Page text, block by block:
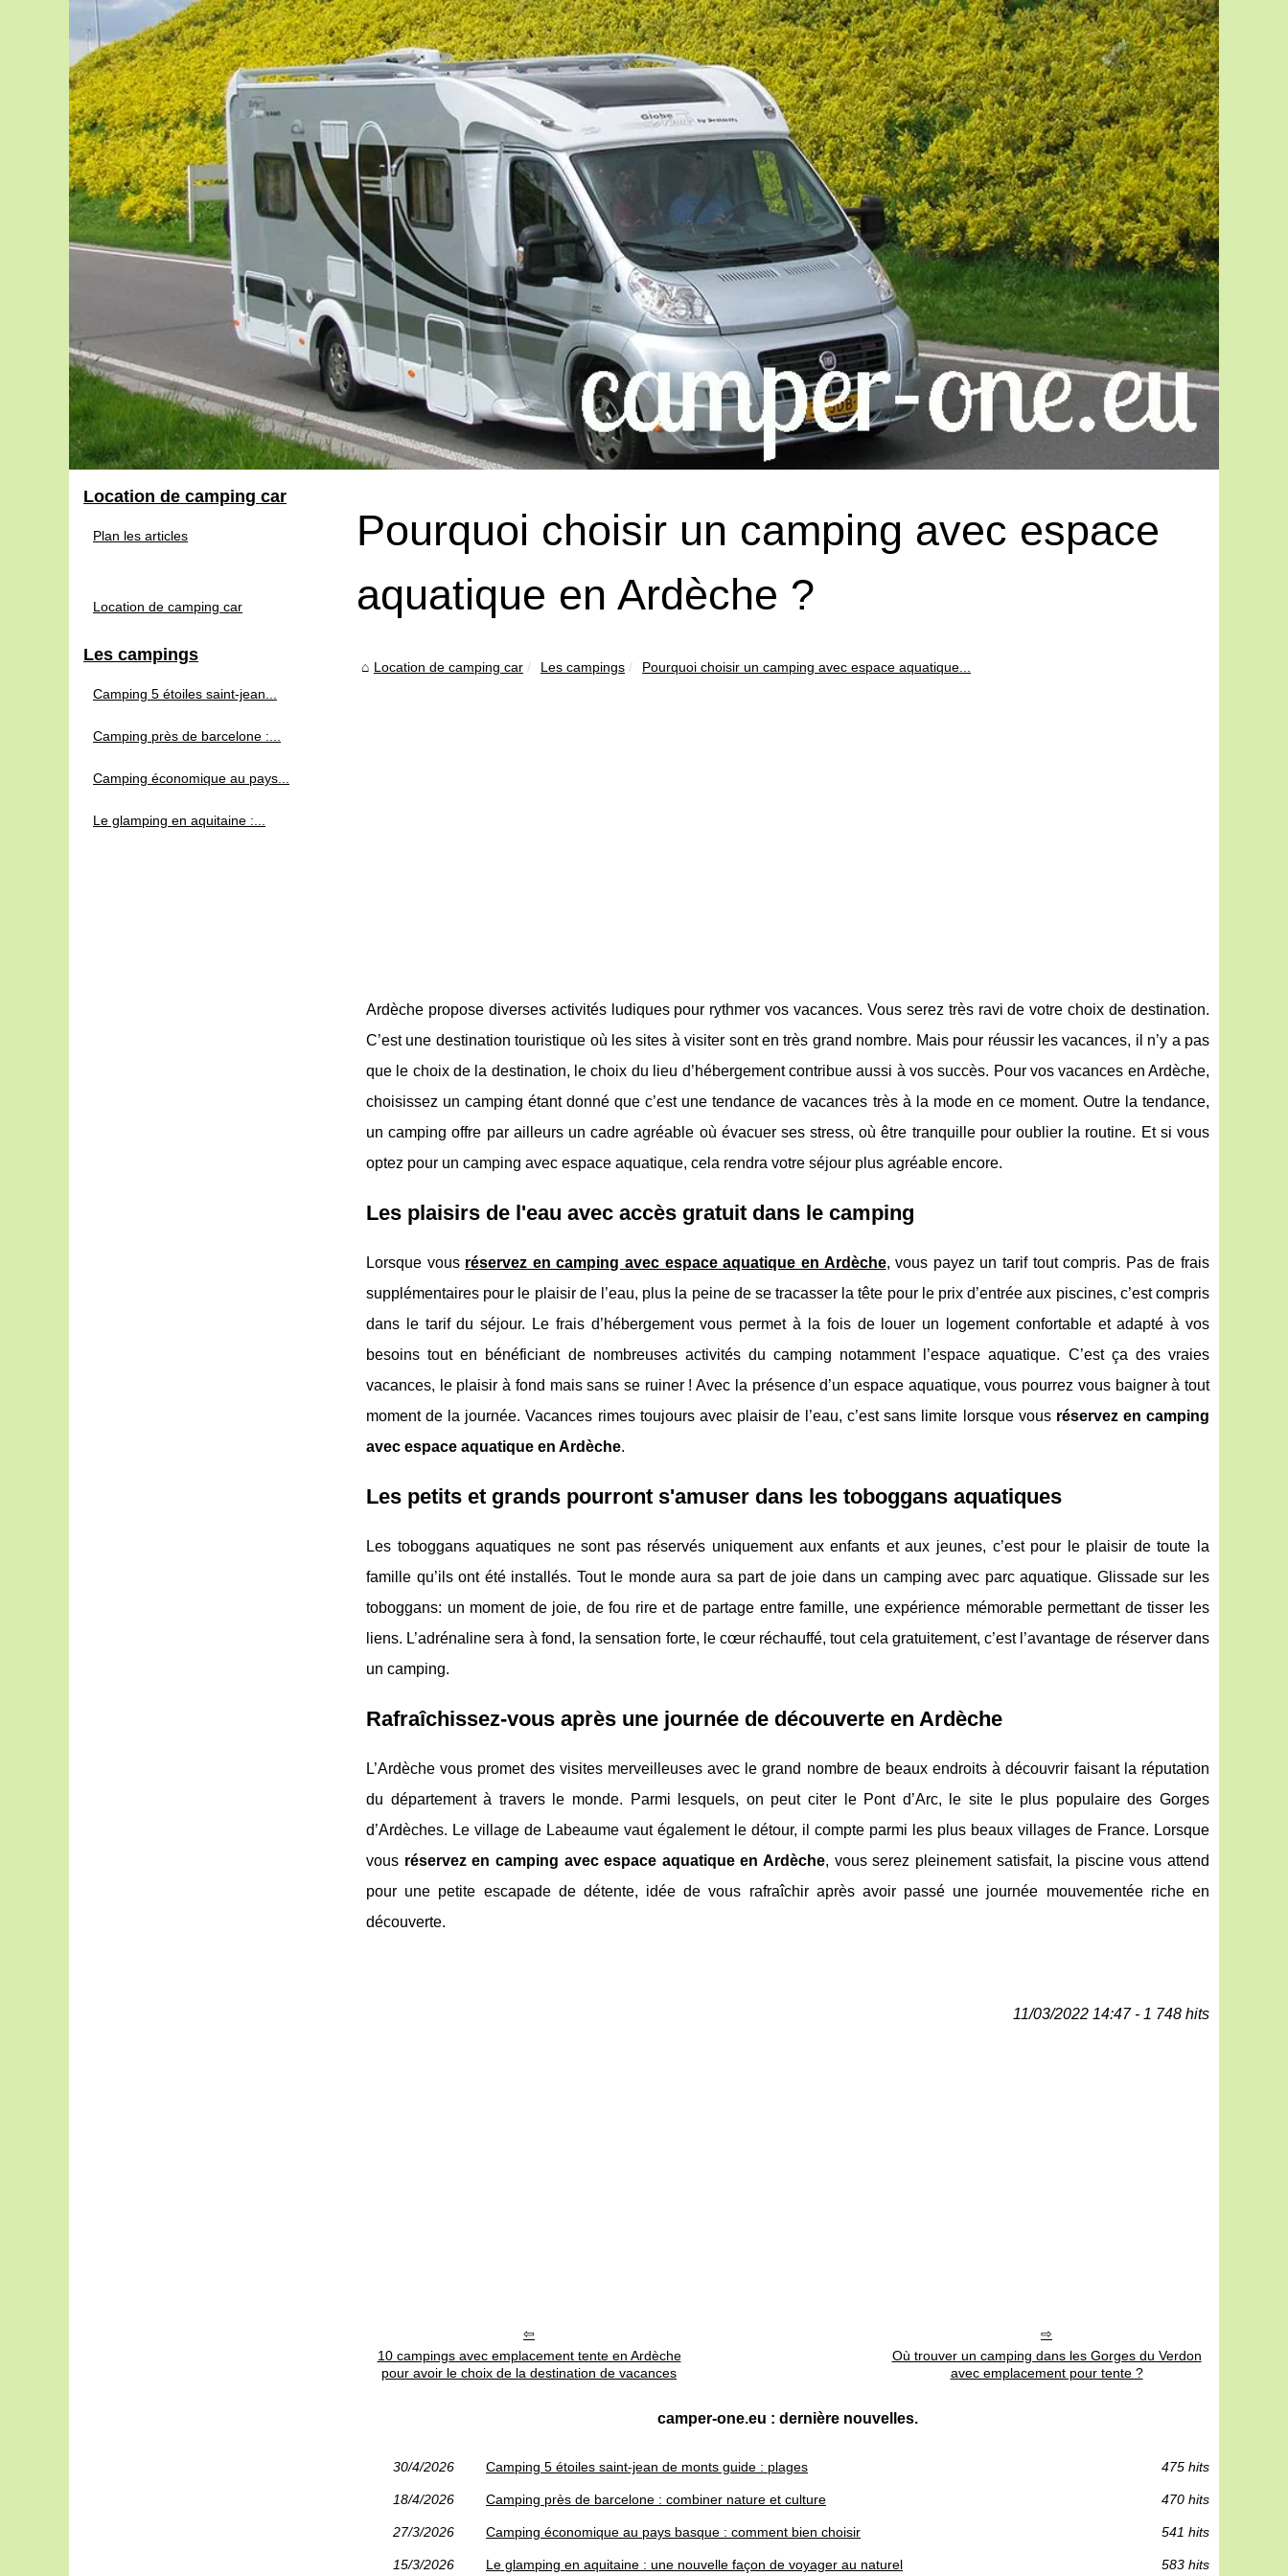
Pourquoi choisir un camping avec espace
aquatique en Ardèche ?
Location de camping car Les campings Pourquoi choisir un camping avec espace aquatique...
Ardèche propose diverses activités ludiques pour rythmer vos vacances. Vous serez très ravi de votre choix de destination.
C’est une destination touristique où les sites à visiter sont en très grand nombre. Mais pour réussir les vacances, il n’y a pas
que le choix de la destination, le choix du lieu d’hébergement contribue aussi à vos succès. Pour vos vacances en Ardèche,
choisissez un camping étant donné que c’est une tendance de vacances très à la mode en ce moment. Outre la tendance,
un camping offre par ailleurs un cadre agréable où évacuer ses stress, où être tranquille pour oublier la routine. Et si vous
optez pour un camping avec espace aquatique, cela rendra votre séjour plus agréable encore.
Les plaisirs de l'eau avec accès gratuit dans le camping
Lorsque vous réservez en camping avec espace aquatique en Ardèche, vous payez un tarif tout compris. Pas de frais
supplémentaires pour le plaisir de l’eau, plus la peine de se tracasser la tête pour le prix d’entrée aux piscines, c’est compris
dans le tarif du séjour. Le frais d’hébergement vous permet à la fois de louer un logement confortable et adapté à vos
besoins tout en bénéficiant de nombreuses activités du camping notamment l’espace aquatique. C’est ça des vraies
vacances, le plaisir à fond mais sans se ruiner ! Avec la présence d’un espace aquatique, vous pourrez vous baigner à tout
moment de la journée. Vacances rimes toujours avec plaisir de l’eau, c’est sans limite lorsque vous réservez en camping
avec espace aquatique en Ardèche.
Les petits et grands pourront s'amuser dans les toboggans aquatiques
Les toboggans aquatiques ne sont pas réservés uniquement aux enfants et aux jeunes, c’est pour le plaisir de toute la
famille qu’ils ont été installés. Tout le monde aura sa part de joie dans un camping avec parc aquatique. Glissade sur les
toboggans: un moment de joie, de fou rire et de partage entre famille, une expérience mémorable permettant de tisser les
liens. L’adrénaline sera à fond, la sensation forte, le cœur réchauffé, tout cela gratuitement, c’est l’avantage de réserver dans
un camping.
Rafraîchissez-vous après une journée de découverte en Ardèche
L’Ardèche vous promet des visites merveilleuses avec le grand nombre de beaux endroits à découvrir faisant la réputation
du département à travers le monde. Parmi lesquels, on peut citer le Pont d’Arc, le site le plus populaire des Gorges
d’Ardèches. Le village de Labeaume vaut également le détour, il compte parmi les plus beaux villages de France. Lorsque
vous réservez en camping avec espace aquatique en Ardèche, vous serez pleinement satisfait, la piscine vous attend
pour une petite escapade de détente, idée de vous rafraîchir après avoir passé une journée mouvementée riche en
découverte.
11/03/2022 14:47 - 1 748 hits
10 campings avec emplacement tente en Ardèche
pour avoir le choix de la destination de vacances
Où trouver un camping dans les Gorges du Verdon
avec emplacement pour tente ?
camper-one.eu : dernière nouvelles.
30/4/2026 Camping 5 étoiles saint-jean de monts guide : plages 475 hits
18/4/2026 Camping près de barcelone : combiner nature et culture 470 hits
27/3/2026 Camping économique au pays basque : comment bien choisir 541 hits
15/3/2026 Le glamping en aquitaine : une nouvelle façon de voyager au naturel 583 hits
Location de camping car
Plan les articles
Location de camping car
Les campings
Camping 5 étoiles saint-jean...
Camping près de barcelone :...
Camping économique au pays...
Le glamping en aquitaine :...